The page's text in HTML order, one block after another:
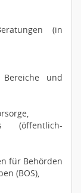
(in
und
für Behörden
(BOS),